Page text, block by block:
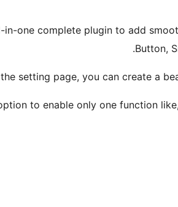
in-one complete plugin to add
Button,
setting page, you can create a
to enable only one function